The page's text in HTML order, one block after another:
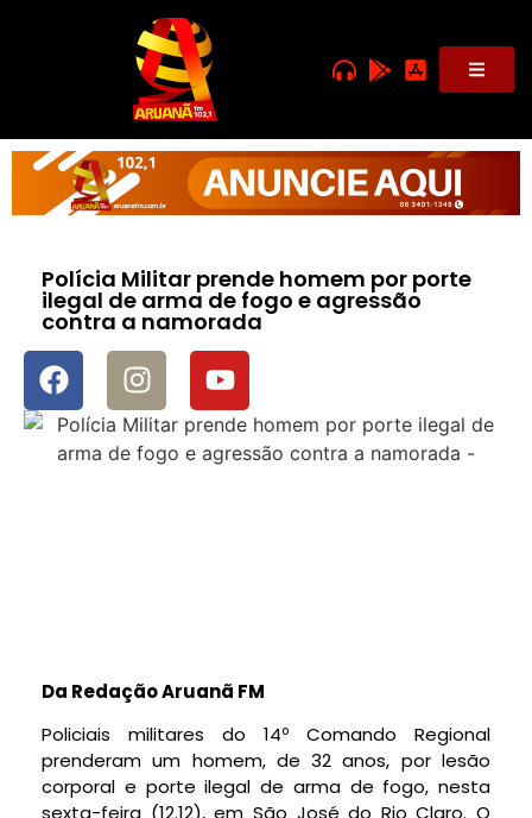
Polícia Militar prende homem por porte
ilegal de arma de fogo e agressão
contra a namorada
Da Redação Aruanã FM
Policiais militares do 14º Comando Regional
prenderam um homem, de 32 anos, por lesão
corporal e porte ilegal de arma de fogo, nesta
sexta-feira (12.12), em São José do Rio Claro. O